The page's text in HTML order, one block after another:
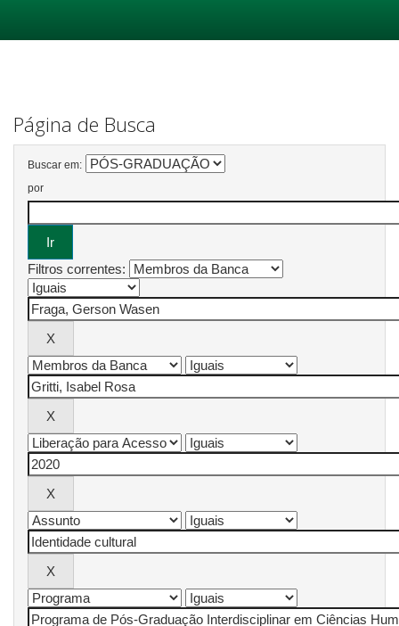
Página de Busca
Buscar em:
por
Filtros correntes: